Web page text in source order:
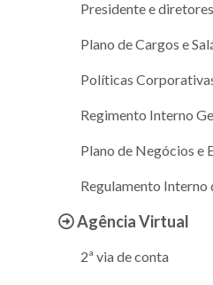
Presidente e diretores
Plano de Cargos e
Políticas
Regimento Interno
Plano de Negócios e
Regulamento Interno
Agência Virtual
2ª via de conta